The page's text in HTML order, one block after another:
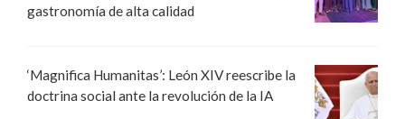
gastronomía de alta calidad
‘Magnifica Humanitas’: León XIV reescribe la
doctrina social ante la revolución de la IA